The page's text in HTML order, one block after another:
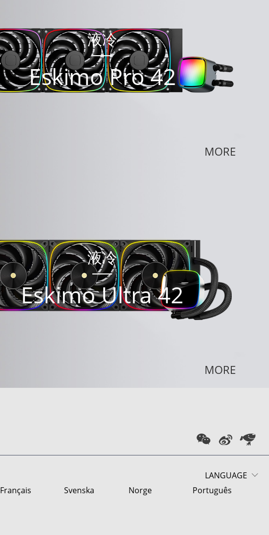
液冷
Eskimo Pro 42
MORE
液冷
Eskimo Ultra 42
MORE
LANGUAGE
Français Svenska Norge
Português